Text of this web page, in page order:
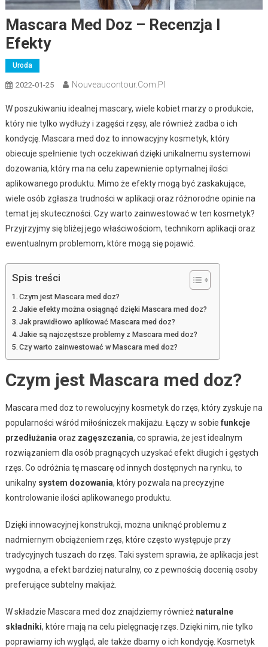
Mascara Med Doz – Recenzja I
Efekty
Uroda
2022-01-25 Nouveaucontour.com.pl
W poszukiwaniu idealnej mascary, wiele kobiet marzy o produkcie,
który nie tylko wydłuży i zagęści rzęsy, ale również zadba o ich
kondycję. Mascara med doz to innowacyjny kosmetyk, który
obiecuje spełnienie tych oczekiwań dzięki unikalnemu systemowi
dozowania, który ma na celu zapewnienie optymalnej ilości
aplikowanego produktu. Mimo że efekty mogą być zaskakujące,
wiele osób zgłasza trudności w aplikacji oraz różnorodne opinie na
temat jej skuteczności. Czy warto zainwestować w ten kosmetyk?
Przyjrzyjmy się bliżej jego właściwościom, technikom aplikacji oraz
ewentualnym problemom, które mogą się pojawić.
Spis treści
Czym jest Mascara med doz?
Jakie efekty można osiągnąć dzięki Mascara med doz?
Jak prawidłowo aplikować Mascara med doz?
Jakie są najczęstsze problemy z Mascara med doz?
Czy warto zainwestować w Mascara med doz?
Czym jest Mascara med doz?
Mascara med doz to rewolucyjny kosmetyk do rzęs, który zyskuje na
popularności wśród miłośniczek makijażu. Łączy w sobie funkcje
przedłużania oraz zagęszczania, co sprawia, że jest idealnym
rozwiązaniem dla osób pragnących uzyskać efekt długich i gęstych
rzęs. Co odróżnia tę mascarę od innych dostępnych na rynku, to
unikalny system dozowania, który pozwala na precyzyjne
kontrolowanie ilości aplikowanego produktu.
Dzięki innowacyjnej konstrukcji, można uniknąć problemu z
nadmiernym obciążeniem rzęs, które często występuje przy
tradycyjnych tuszach do rzęs. Taki system sprawia, że aplikacja jest
wygodna, a efekt bardziej naturalny, co z pewnością docenią osoby
preferujące subtelny makijaż.
W składzie Mascara med doz znajdziemy również naturalne
składniki, które mają na celu pielęgnację rzęs. Dzięki nim, nie tylko
poprawiamy ich wygląd, ale także dbamy o ich kondycję. Kosmetyk